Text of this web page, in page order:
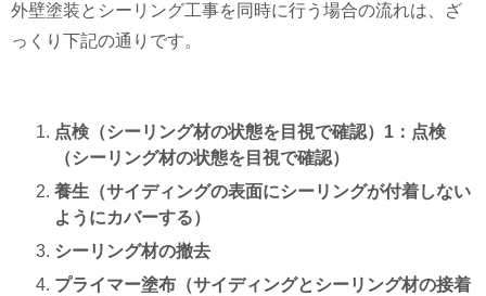
外壁塗装とシーリング工事を同時に行う場合の流れは、ざ
っくり下記の通りです。
点検（シーリング材の状態を目視で確認）1：点検
（シーリング材の状態を目視で確認）
養生（サイディングの表面にシーリングが付着しない
ようにカバーする）
シーリング材の撤去
プライマー塗布（サイディングとシーリング材の接着